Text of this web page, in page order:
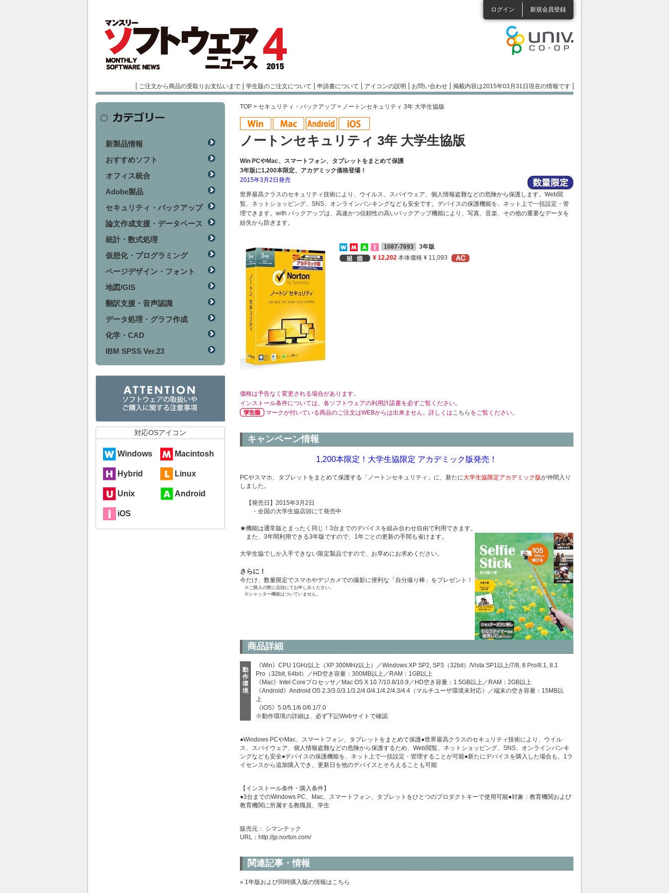
ログイン 新規会員登録
ご注文から商品の受取りお支払いまで 学生版のご注文について 申請書について アイコンの説明 お問い合わせ 掲載内容は2015年03月31日現在の情報です
TOP > セキュリティ・バックアップ> ノートンセキュリティ 3年 大学生協版
ノートンセキュリティ 3年 大学生協版
Win PCやMac、スマートフォン、タブレットをまとめて保護
3年版に1,200本限定、アカデミック価格登場！
2015年3月2日発売
世界最高クラスのセキュリティ技術により、ウイルス、スパイウェア、個人情報盗難などの危険から保護します。Web閲
覧、ネットショッピング、SNS、オンラインバンキングなども安全です。デバイスの保護機能を、ネット上で一括設定・管
理できます。with バックアップは、高速かつ信頼性の高いバックアップ機能により、写真、音楽、その他の重要なデータを
紛失から防ぎます。
1087-7693
3年版
¥ 12,202 本体価格 ¥ 11,093
価格は予告なく変更される場合があります。
インストール条件については、各ソフトウェアの利用許諾書を必ずご覧ください。
マークが付いている商品のご注文はWEBからは出来ません。詳しくはこちら をご覧ください。
キャンペーン情報
1,200本限定！大学生協限定 アカデミック版発売！
PCやスマホ、タブレットをまとめて保護する「ノートンセキュリティ」に、新たに大学生協限定アカデミック版が仲間入り
しました。
【発売日】2015年3月2日
・全国の大学生協店頭にて発売中
★機能は通常版とまったく同じ！3台までのデバイスを組み合わせ自由で利用できます。
また、3年間利用できる3年版ですので、1年ごとの更新の手間も省けます。
大学生協でしか入手できない限定製品ですので、お早めにお求めください。
さらに！
今だけ、数量限定でスマホやデジカメでの撮影に便利な「自分撮り棒」をプレゼント！
※ご購入の際に店頭にてお申し出ください。
※シャッター機能はついていません。
商品詳細
動
作
環
境
《Win》CPU 1GHz以上（XP 300MHz以上）／Windows XP SP2, SP3（32bit）/Vista SP1以上/7/8, 8 Pro/8.1, 8.1
Pro（32bit, 64bit）／HD空き容量：300MB以上／RAM：1GB以上
《Mac》Intel Coreプロセッサ／Mac OS X 10.7/10.8/10.9／HD空き容量：1.5GB以上／RAM：2GB以上
《Android》Android OS 2.3/3.0/3.1/3.2/4.0/4.1/4.2/4.3/4.4（マルチユーザ環境未対応）／端末の空き容量：15MB以
上
《iOS》5.0/5.1/6.0/6.1/7.0
※動作環境の詳細は、必ず下記Webサイトで確認
●Windows PCやMac、スマートフォン、タブレットをまとめて保護●世界最高クラスのセキュリティ技術により、ウイル
ス、スパイウェア、個人情報盗難などの危険から保護するため、Web閲覧、ネットショッピング、SNS、オンラインバンキ
ングなども安全●デバイスの保護機能を、ネット上で一括設定・管理することが可能●新たにデバイスを購入した場合も、1ラ
イセンスから追加購入でき、更新日を他のデバイスとそろえることも可能
【インストール条件・購入条件】
●3台までのWindows PC、Mac、スマートフォン、タブレットをひとつのプロダクトキーで使用可能●対象：教育機関および
教育機関に所属する教職員、学生
販売元： シマンテック
URL： http://jp.norton.com/
関連記事・情報
» 1年版および同時購入版の情報はこちら
新製品情報
おすすめソフト
オフィス統合
Adobe製品
セキュリティ・バックアップ
論文作成支援・データベース
統計・数式処理
仮想化・プログラミング
ページデザイン・フォント
地図/GIS
翻訳支援・音声認識
データ処理・グラフ作成
化学・CAD
IBM SPSS Ver.23
対応OSアイコン
Windows Macintosh
Hybrid Linux
Unix Android
iOS